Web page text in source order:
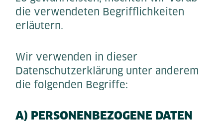
die verwendeten Begrifflichkeiten
erläutern.
Wir verwenden in dieser
Datenschutzerklärung unter anderem
die folgenden Begriffe:
A) PERSONENBEZOGENE DATEN